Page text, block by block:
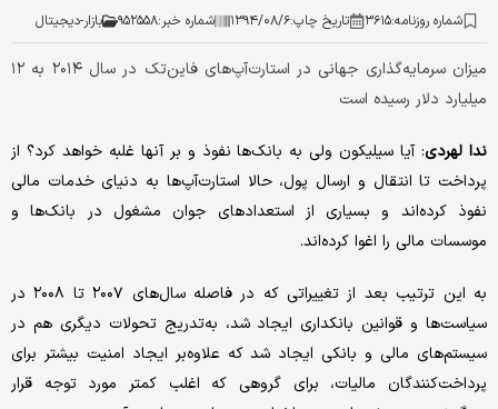
شماره روزنامه:۳۶۱۵ تاریخ چاپ:۱۳۹۴/۰۸/۶ شماره خبر:۹۵۲۵۵۸ بازار-دیجیتال
میزان سرمایه‌گذاری جهانی در استارت‌آپ‌های فاین‌تک در سال ۲۰۱۴ به ۱۲
میلیارد دلار رسیده است
ندا لهردی: آیا سیلیکون ولی به بانک‌ها نفوذ و بر آنها غلبه خواهد کرد؟ از
پرداخت تا انتقال و ارسال پول، حالا استارت‌آپ‌ها به دنیای خدمات مالی
نفوذ کرده‌اند و بسیاری از استعدادهای جوان مشغول در بانک‌ها و
موسسات مالی را اغوا کرده‌اند.
به این ترتیب بعد از تغییراتی که در فاصله سال‌های ۲۰۰۷ تا ۲۰۰۸ در
سیاست‌ها و قوانین بانکداری ایجاد شد، به‌تدریج تحولات دیگری هم در
سیستم‌های مالی و بانکی ایجاد شد که علاوه‌بر ایجاد امنیت بیشتر برای
پرداخت‌کنندگان مالیات، برای گروهی که اغلب کمتر مورد توجه قرار